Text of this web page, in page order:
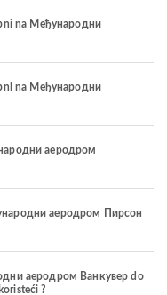
na Међународни
na Међународни
аеродром
аеродром Пирсон
аеродром Ванкувер do
?